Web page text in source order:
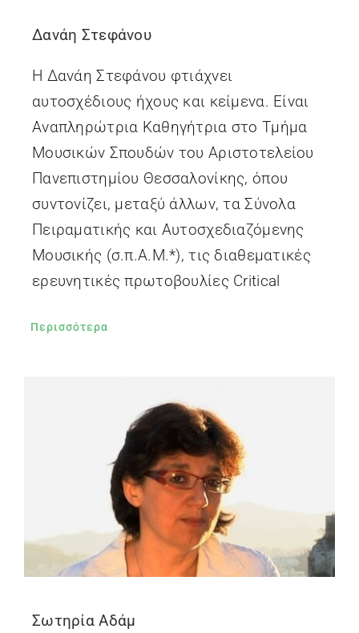
Δανάη Στεφάνου
H Δανάη Στεφάνου φτιάχνει
αυτοσχέδιους ήχους και κείμενα. Είναι
Αναπληρώτρια Καθηγήτρια στο Τμήμα
Μουσικών Σπουδών του Αριστοτελείου
Πανεπιστημίου Θεσσαλονίκης, όπου
συντονίζει, μεταξύ άλλων, τα Σύνολα
Πειραματικής και Αυτοσχεδιαζόμενης
Μουσικής (σ.π.Α.Μ.*), τις διαθεματικές
ερευνητικές πρωτοβουλίες Critical
Περισσότερα
Σωτηρία Αδάμ